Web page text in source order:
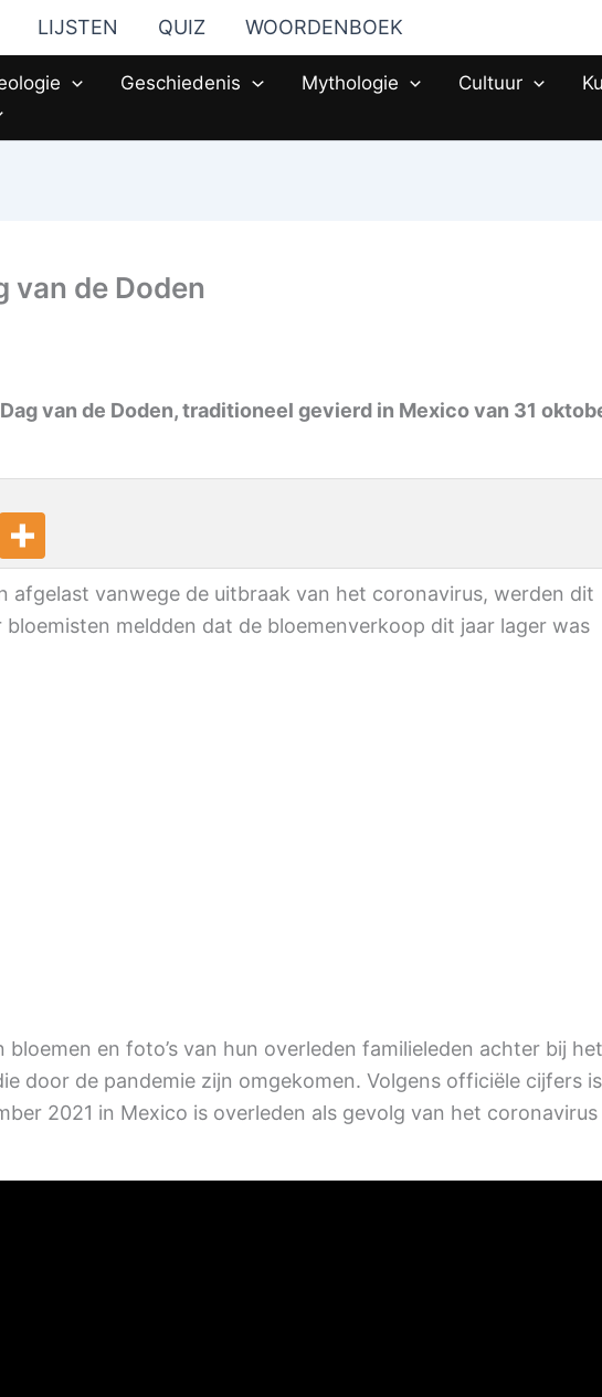
LIJSTEN QUIZ WOORDENBOEK
Geschiedenis Mythologie Cultuur
van de Doden
van de Doden, traditioneel gevierd in Mexico van 31
afgelast vanwege de uitbraak van het coronavirus, werden dit
meldden dat de bloemenverkoop dit jaar lager was
en foto’s van hun overleden familieleden achter bij het
door de pandemie zijn omgekomen. Volgens officiële cijfers is
2021 in Mexico is overleden als gevolg van het coronavirus